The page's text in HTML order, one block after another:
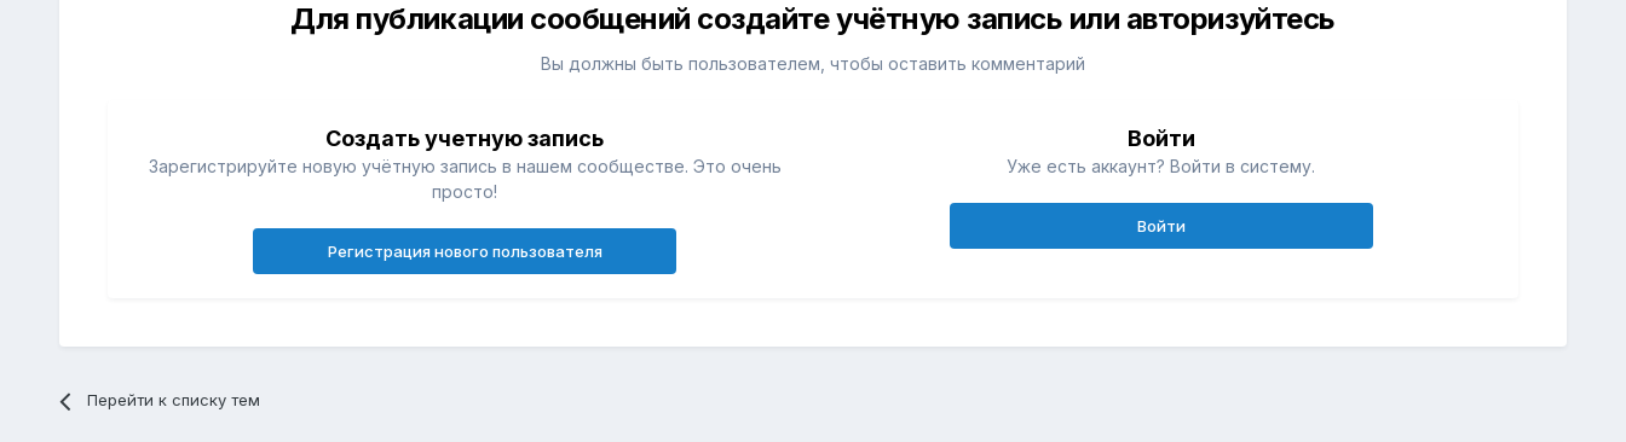
Для публикации сообщений создайте учётную запись или авторизуйтесь
Вы должны быть пользователем, чтобы оставить комментарий
Создать учетную запись
Зарегистрируйте новую учётную запись в нашем сообществе. Это очень
просто!
Регистрация нового пользователя
Войти
Уже есть аккаунт? Войти в систему.
Войти
Перейти к списку тем